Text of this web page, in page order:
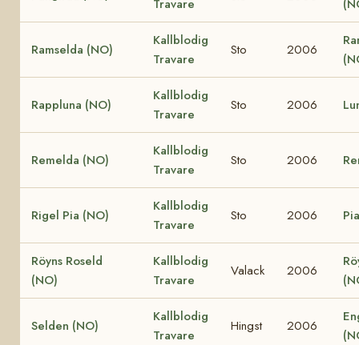
Travare
Ramselda (NO)
Kallblodig
Travare
Sto 2006
Rappluna (NO)
Kallblodig
Travare
Sto 2006
Remelda (NO)
Kallblodig
Travare
Sto 2006
Rigel Pia (NO)
Kallblodig
Travare
Sto 2006
Röyns Roseld
(NO)
Kallblodig
Travare
Valack 2006
Selden (NO)
Kallblodig
Travare
Hingst 2006